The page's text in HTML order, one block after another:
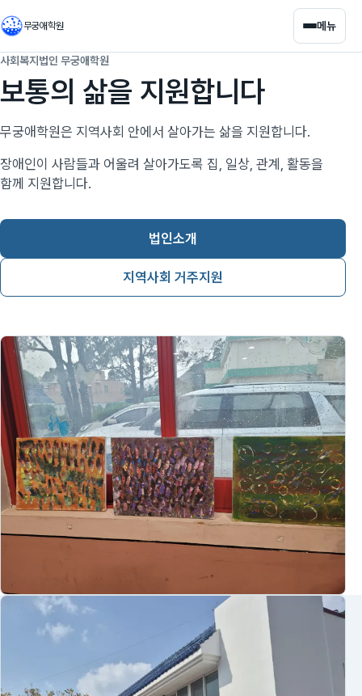
무궁애학원 메뉴
사회복지법인 무궁애학원
보통의 삶을 지원합니다
무궁애학원은 지역사회 안에서 살아가는 삶을 지원합니다.
장애인이 사람들과 어울려 살아가도록 집, 일상, 관계, 활동을
함께 지원합니다.
법인소개
지역사회 거주지원